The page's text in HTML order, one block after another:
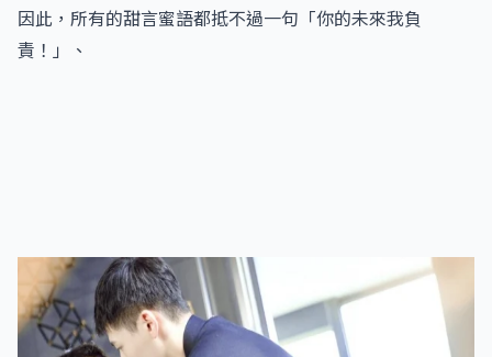
因此，所有的甜言蜜語都抵不過一句「你的未來我負
責！」、